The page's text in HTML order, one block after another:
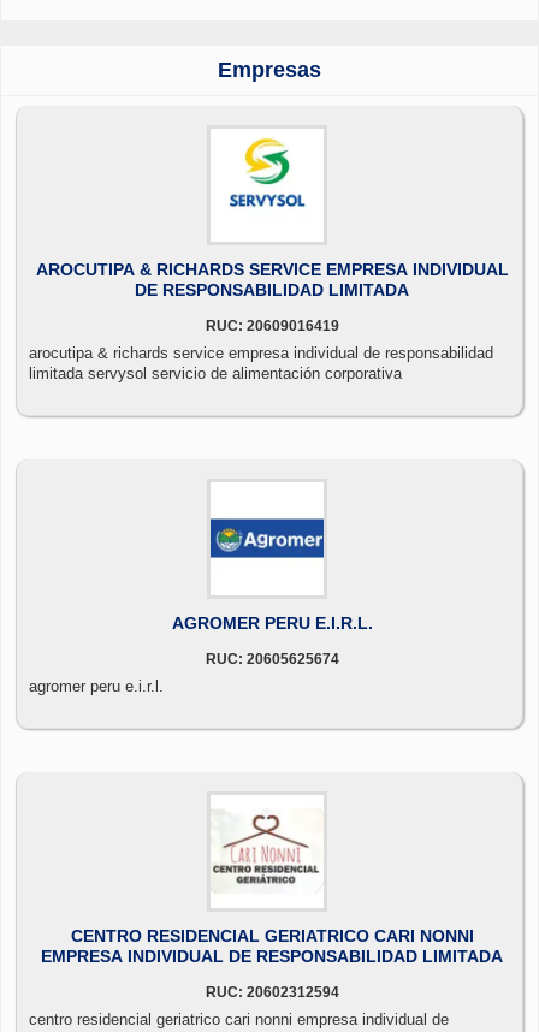
Empresas
AROCUTIPA & RICHARDS SERVICE EMPRESA INDIVIDUAL
DE RESPONSABILIDAD LIMITADA
RUC: 20609016419
arocutipa & richards service empresa individual de responsabilidad
limitada servysol servicio de alimentación corporativa
AGROMER PERU E.I.R.L.
RUC: 20605625674
agromer peru e.i.r.l.
CENTRO RESIDENCIAL GERIATRICO CARI NONNI
EMPRESA INDIVIDUAL DE RESPONSABILIDAD LIMITADA
RUC: 20602312594
centro residencial geriatrico cari nonni empresa individual de